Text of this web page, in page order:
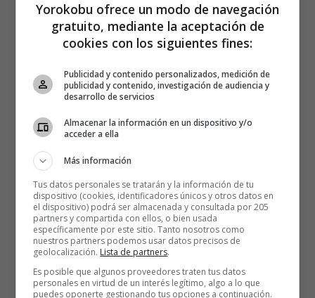
Yorokobu ofrece un modo de navegación
gratuito, mediante la aceptación de
cookies con los siguientes fines:
Publicidad y contenido personalizados, medición de
publicidad y contenido, investigación de audiencia y
desarrollo de servicios
Almacenar la información en un dispositivo y/o
acceder a ella
Más información
Tus datos personales se tratarán y la información de tu
dispositivo (cookies, identificadores únicos y otros datos en
el dispositivo) podrá ser almacenada y consultada por 205
partners y compartida con ellos, o bien usada
específicamente por este sitio. Tanto nosotros como
nuestros partners podemos usar datos precisos de
geolocalización. Lista de partners.
Es posible que algunos proveedores traten tus datos
personales en virtud de un interés legítimo, algo a lo que
puedes oponerte gestionando tus opciones a continuación.